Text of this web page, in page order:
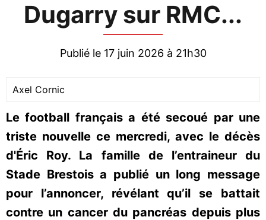
Dugarry sur RMC...
Publié le 17 juin 2026 à 21h30
Axel Cornic
Le football français a été secoué par une
triste nouvelle ce mercredi, avec le décès
d'Éric Roy. La famille de l’entraineur du
Stade Brestois a publié un long message
pour l’annoncer, révélant qu’il se battait
contre un cancer du pancréas depuis plus